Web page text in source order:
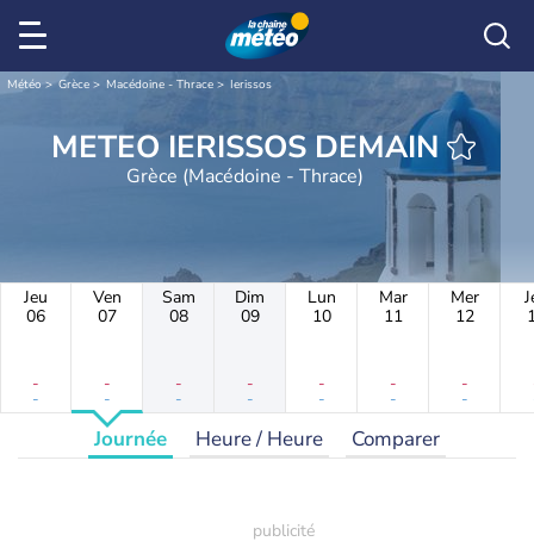
Météo Grèce Macédoine - Thrace Ierissos
METEO IERISSOS DEMAIN
Grèce (Macédoine - Thrace)
Jeu
06
-
-
Ven
07
-
-
Sam
08
-
-
Dim
09
-
-
Lun
10
-
-
Mar
11
-
-
Mer
12
-
-
Journée Heure / Heure Comparer